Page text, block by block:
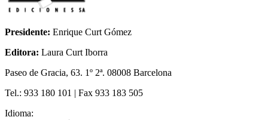
Presidente: Enrique Curt Gómez
Editora: Laura Curt Iborra
Paseo de Gracia, 63. 1º 2ª. 08008 Barcelona
Tel.: 933 180 101 | Fax 933 183 505
Idioma: